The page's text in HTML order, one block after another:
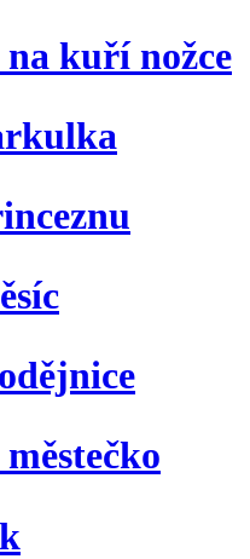
kuří nožce